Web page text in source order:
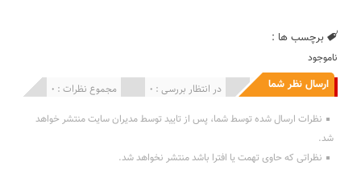
برچسب ها :
ناموجود
ارسال نظر شما مجموع نظرات : 0 در انتظار بررسی : 0 انتشار یافته : 0
نظرات ارسال شده توسط شما، پس از تایید توسط مدیران سایت منتشر خواهد
شد.
نظراتی که حاوی تهمت یا افترا باشد منتشر نخواهد شد.